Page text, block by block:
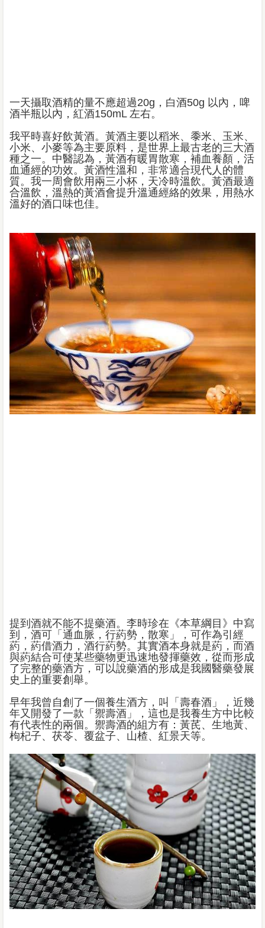
一天攝取酒精的量不應超過20g，白酒50g 以內，啤
酒半瓶以內，紅酒150mL 左右。
我平時喜好飲黃酒。黃酒主要以稻米、黍米、玉米、
小米、小麥等為主要原料，是世界上最古老的三大酒
種之一。中醫認為，黃酒有暖胃散寒，補血養顏，活
血通經的功效。黃酒性溫和，非常適合現代人的體
質。我一周會飲用兩三小杯，天冷時溫飲。黃酒最適
合溫飲，溫熱的黃酒會提升溫通經絡的效果，用熱水
溫好的酒口味也佳。
提到酒就不能不提藥酒。李時珍在《本草綱目》中寫
到，酒可「通血脈，行葯勢，散寒」，可作為引經
葯，葯借酒力，酒行葯勢。其實酒本身就是葯，而酒
與葯結合可使某些藥物更迅速地發揮藥效，從而形成
了完整的藥酒方，可以說藥酒的形成是我國醫藥發展
史上的重要創舉。
早年我曾自創了一個養生酒方，叫「壽春酒」，近幾
年又開發了一款「禦壽酒」，這也是我養生方中比較
有代表性的兩個。禦壽酒的組方有：黃芪、生地黃、
枸杞子、茯苓、覆盆子、山楂、紅景天等。